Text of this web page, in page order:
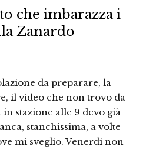
che imbarazza i
Zanardo
da preparare, la
il video che non trovo da
stazione alle 9 devo già
stanchissima, a volte
mi sveglio. Venerdi non